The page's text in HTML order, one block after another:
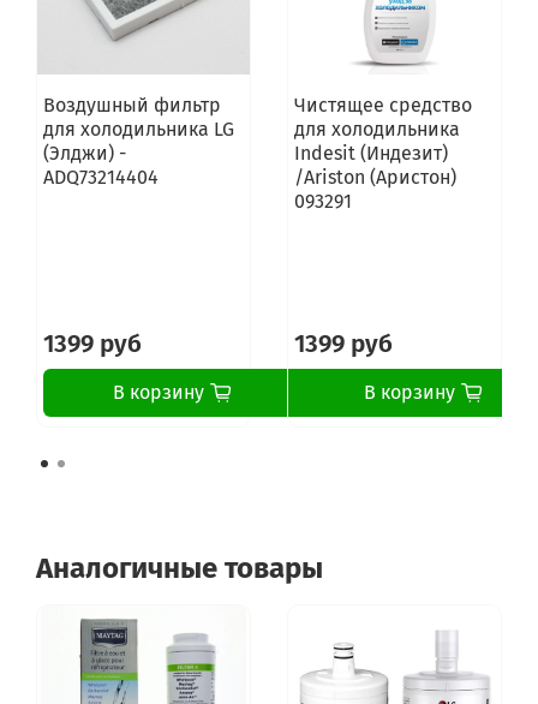
Воздушный фильтр
для холодильника LG
(Элджи) -
ADQ73214404
1399 руб
В корзину
Чистящее средство
для холодильника
Indesit (Индезит)
/Ariston (Аристон)
093291
1399 руб
В корзину
Аналогичные товары